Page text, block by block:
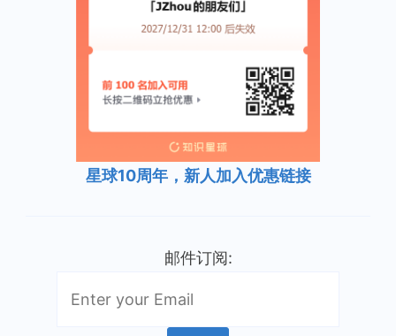
星球10周年，新人加入优惠链接
邮件订阅: